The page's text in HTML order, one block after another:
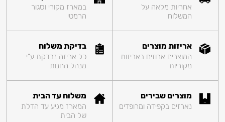
אחריות מלאה על
המשלוח
במארז מקורי וסגור
הרמטי
אריזות מוצרים
המוצרים ארוזים באריזות
מקוריות
בדיקת משלוח
כל אריזה נבדקת ע"י
מנהל החנות
מוצרים שבירים
נארזים בקפידה ומרופדים
משלוח עד הבית
המארז מגיע עד הדלת
של הבית